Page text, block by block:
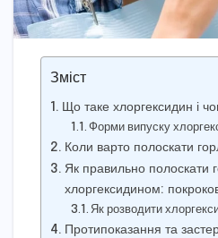
Зміст
Що таке хлоргексидин і
Форми випуску
Коли варто полоскати
Як правильно полоскати
хлоргексидином:
Як розводити
Протипоказання та